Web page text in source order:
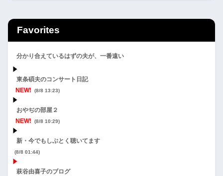
Favorites
分かり合えているはずの夫が、一番遠い
東条碩夫のコンサート日記
NEW!
(8/8 13:23)
おやぢの部屋２
NEW!
(8/8 10:29)
新・今でもしぶとく聴いてます
(8/8 01:44)
萩谷由喜子のブログ